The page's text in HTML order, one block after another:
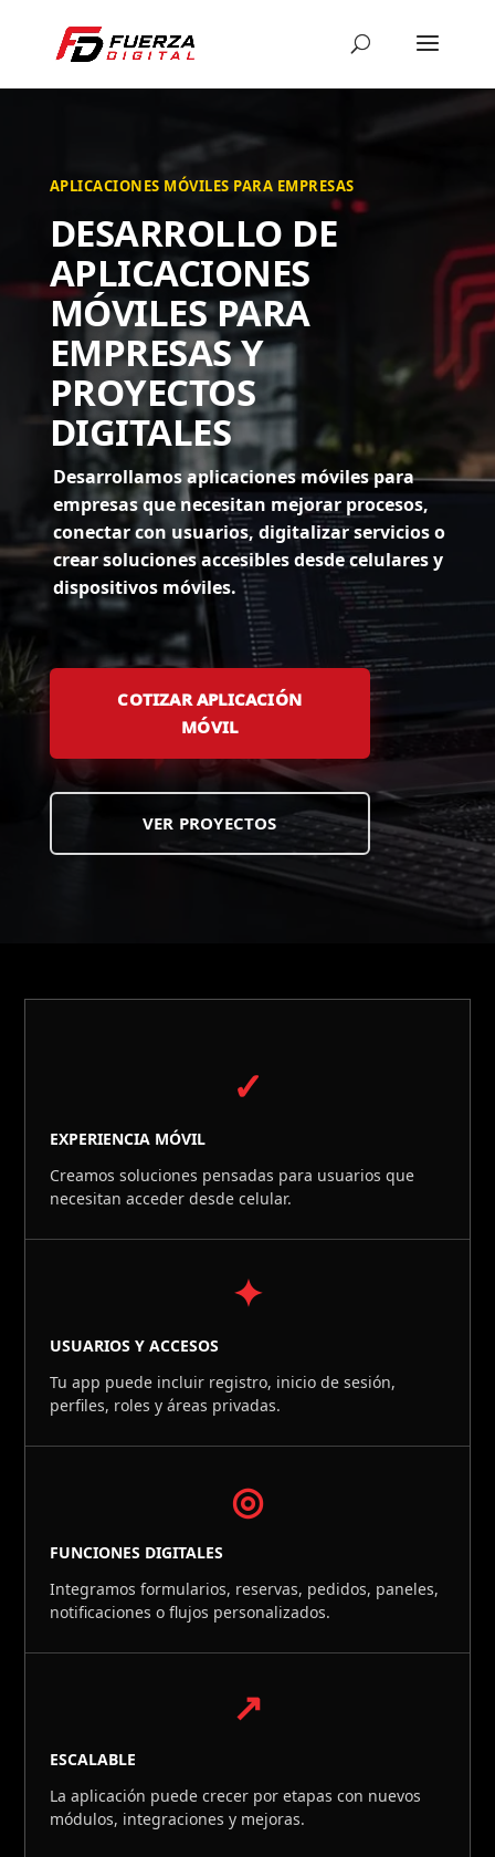
APLICACIONES MÓVILES PARA EMPRESAS
DESARROLLO DE
APLICACIONES
MÓVILES PARA
EMPRESAS Y
PROYECTOS
DIGITALES
Desarrollamos aplicaciones móviles para
empresas que necesitan mejorar procesos,
conectar con usuarios, digitalizar servicios o
crear soluciones accesibles desde celulares y
dispositivos móviles.
COTIZAR APLICACIÓN
MÓVIL
VER PROYECTOS
✓
EXPERIENCIA MÓVIL
Creamos soluciones pensadas para usuarios que
necesitan acceder desde celular.
✦
USUARIOS Y ACCESOS
Tu app puede incluir registro, inicio de sesión,
perfiles, roles y áreas privadas.
◎
FUNCIONES DIGITALES
Integramos formularios, reservas, pedidos, paneles,
notificaciones o flujos personalizados.
↗
ESCALABLE
La aplicación puede crecer por etapas con nuevos
módulos, integraciones y mejoras.